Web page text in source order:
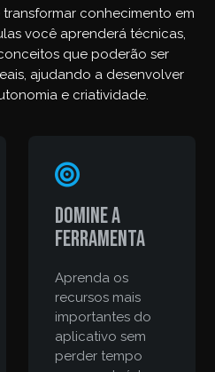
conhecimento em
você aprenderá técnicas,
que poderão ser
ajudando a desenvolver
e criatividade.
Domine a
ferramenta
Aprenda os
recursos mais
importantes do
aplicativo sem
perder tempo